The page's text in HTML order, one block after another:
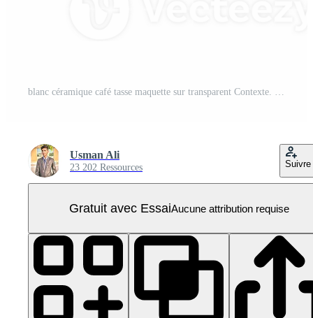
blanc céramique café tasse maquette sur transparent Contexte. PNG Pro
Usman Ali
23 202 Ressources Suivre
Gratuit avec EssaiAucune attribution requise